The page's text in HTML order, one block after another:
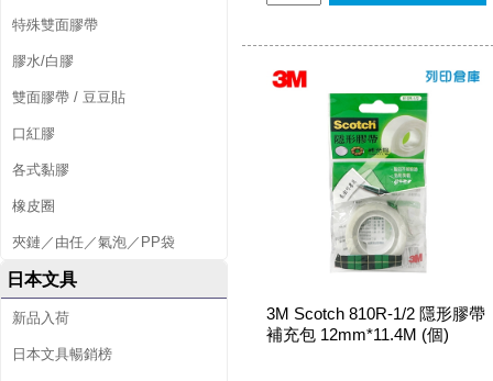
特殊雙面膠帶
膠水/白膠
雙面膠帶 / 豆豆貼
口紅膠
各式黏膠
橡皮圈
夾鏈／由任／氣泡／PP袋
日本文具
新品入荷
日本文具暢銷榜
3M Scotch 810R-1/2 隱形膠帶
補充包 12mm*11.4M (個)